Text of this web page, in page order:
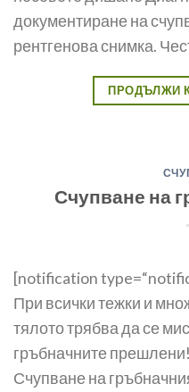
документиране на
рентгенова снимка.
ПРОДЪЛЖИ
Счупване на
[notification
При всички тежки и
тялото трябва да се
гръбначните
Счупване на